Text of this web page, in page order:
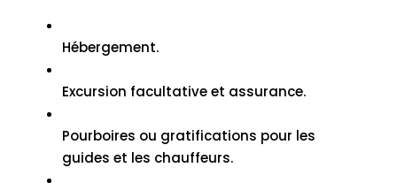
Hébergement.
Excursion facultative et assurance.
Pourboires ou gratifications pour les
guides et les chauffeurs.